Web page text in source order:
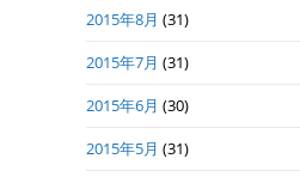
2015年8月 (31)
2015年7月 (31)
2015年6月 (30)
2015年5月 (31)